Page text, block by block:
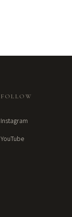
FOLLOW
Instagram
YouTube